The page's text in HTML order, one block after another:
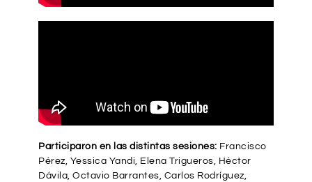
Participaron en las distintas sesiones: Francisco
Pérez, Yessica Yandi, Elena Trigueros, Héctor
Dávila, Octavio Barrantes, Carlos Rodríguez,